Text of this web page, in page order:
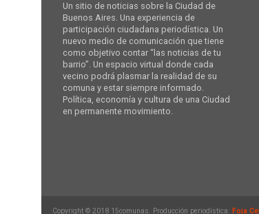
Un sitio de noticias sobre la Ciudad de
Buenos Aires. Una experiencia de
participación ciudadana periodística. Un
nuevo medio de comunicación que tiene
como objetivo contar “las noticias de tu
barrio”. Un espacio virtual donde cada
vecino podrá plasmar la realidad de su
comuna y estar siempre informado.
Política, economía y cultura de una Ciudad
en permanente movimiento.
Copyright © 2018 15comunas. Producción periodística: Foja